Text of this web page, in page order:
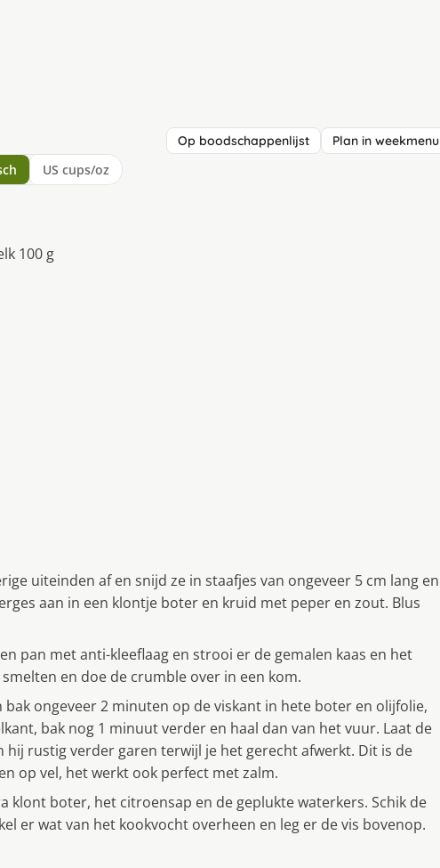
Op boodschappenlijst Plan in weekmenu
US cups/oz
100 g
uiteinden af en snijd ze in staafjes van ongeveer 5 cm lang en
aan in een klontje boter en kruid met peper en zout. Blus
pan met anti-kleeflaag en strooi er de gemalen kaas en het
en doe de crumble over in een kom.
ongeveer 2 minuten op de viskant in hete boter en olijfolie,
bak nog 1 minuut verder en haal dan van het vuur. Laat de
hij rustig verder garen terwijl je het gerecht afwerkt. Dit is de
op vel, het werkt ook perfect met zalm.
klont boter, het citroensap en de geplukte waterkers. Schik de
er wat van het kookvocht overheen en leg er de vis bovenop.